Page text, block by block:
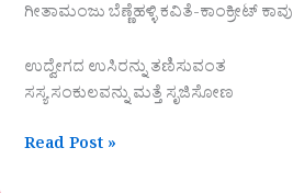
ಗೀತಾಮಂಜು ಬೆಣ್ಣೆಹಳ್ಳಿ ಕವಿತೆ-ಕಾಂಕ್ರೀಟ್ ಕಾವು
ಉದ್ವೇಗದ ಉಸಿರನ್ನು ತಣಿಸುವಂತ
ಸಸ್ಯ ಸಂಕುಲವನ್ನು ಮತ್ತೆ ಸೃಜಿಸೋಣ
Read Post »